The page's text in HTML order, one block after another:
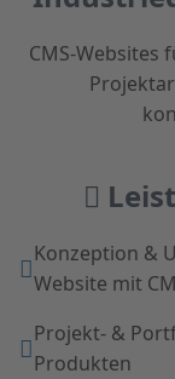
CMS-Websites
Konzeption &
Website mit
Projekt- &
Produkten